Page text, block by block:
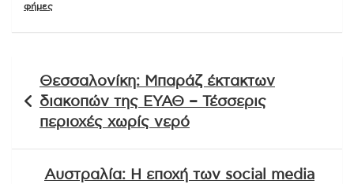
φήμες
άρθρων
Θεσσαλονίκη: Μπαράζ έκτακτων
διακοπών της ΕΥΑΘ – Τέσσερις
περιοχές χωρίς νερό
Αυστραλία: Η εποχή των social media